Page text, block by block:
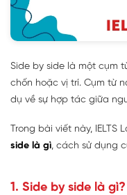
Side by side là một cụm
chốn hoặc vị trí. Cụm từ
dụ về sự hợp tác giữa
Trong bài viết này, IELTS
side là gì, cách sử dụng
1. Side by side là gì?